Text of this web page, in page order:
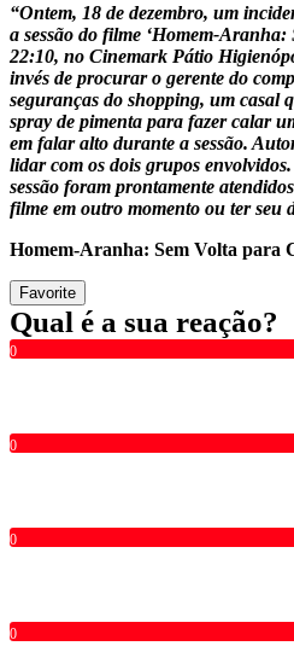
“Ontem, 18 de dezembro, um
a sessão do filme ‘Homem-Aranha:
22:10, no Cinemark Pátio
invés de procurar o gerente do
seguranças do shopping, um casal
spray de pimenta para fazer calar
em falar alto durante a sessão.
lidar com os dois grupos
sessão foram prontamente
filme em outro momento ou ter seu
Homem-Aranha: Sem Volta para
Favorite
Qual é a sua reação?
0
0
0
0